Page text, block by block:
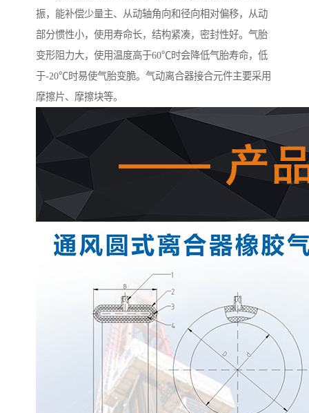
振，能补偿少量主、从动轴角向和径向相对偏移，从动
部分惯性小，使用寿命长，结构紧凑，密封性好。气胎
变形阻力大，使用温度高于60℃时会降低气胎寿命，低
于-20℃时易使气胎变脆。气动离合器接合元件主要采用
摩擦片、摩擦块等。